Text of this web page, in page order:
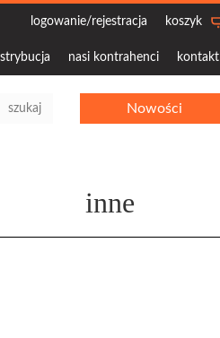
koszyk
logowanie/rejestracja
nasi kontrahenci kontakt
szukaj Nowości
inne